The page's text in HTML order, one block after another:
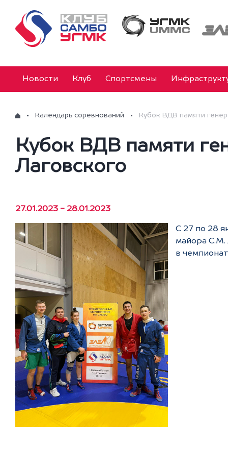
Новости Клуб Спортсмены
Календарь соревнований Кубок ВДВ памяти
Кубок ВДВ памяти
Лаговского
27.01.2023 - 28.01.2023
С 27 по 28
майора С.М.
в